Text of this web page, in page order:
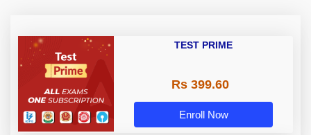
TEST PRIME
Rs 399.60
Enroll Now